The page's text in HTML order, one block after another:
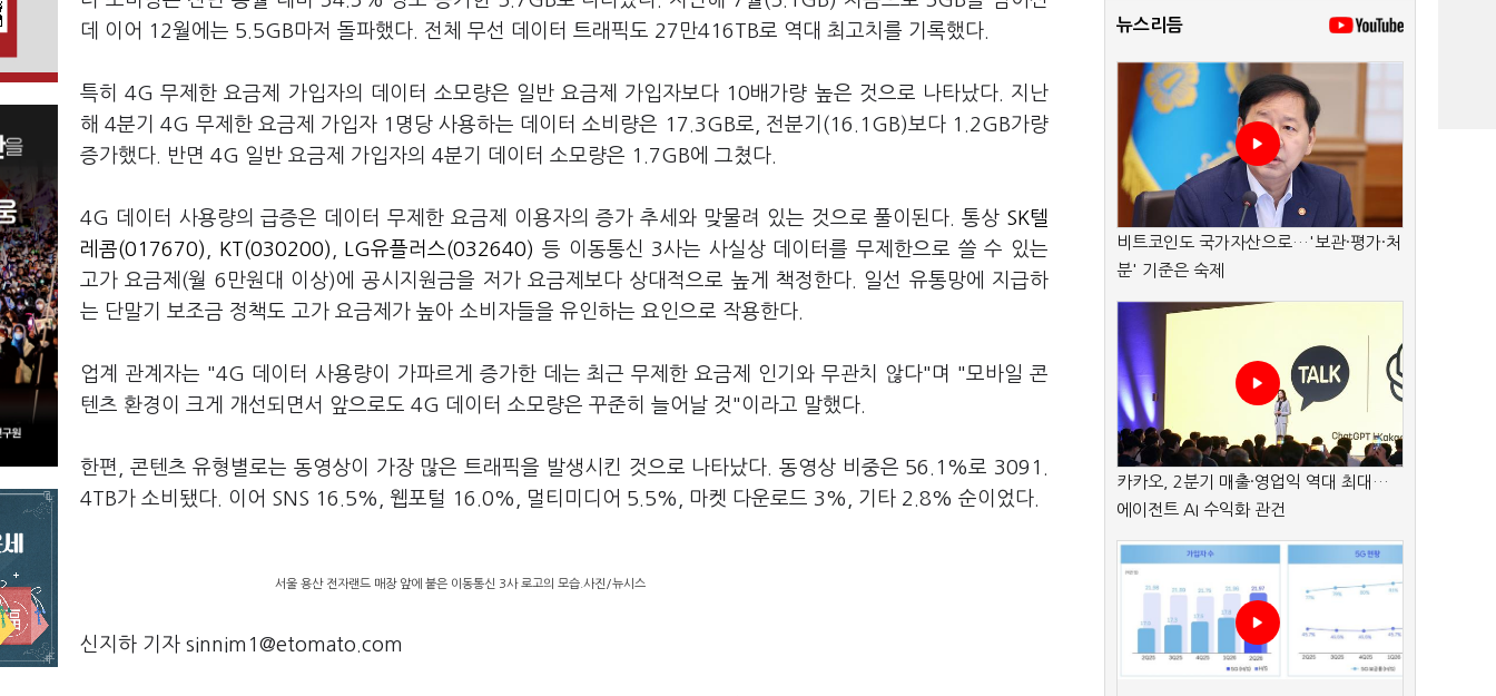
데 이어 12월에는 5.5GB마저 돌파했다. 전체 무선 데이터 트래픽도 27만416TB로 역대 최고치를 기록했다.
특히 4G 무제한 요금제 가입자의 데이터 소모량은 일반 요금제 가입자보다 10배가량 높은 것으로 나타났다. 지난
해 4분기 4G 무제한 요금제 가입자 1명당 사용하는 데이터 소비량은 17.3GB로, 전분기(16.1GB)보다 1.2GB가량
증가했다. 반면 4G 일반 요금제 가입자의 4분기 데이터 소모량은 1.7GB에 그쳤다.
4G 데이터 사용량의 급증은 데이터 무제한 요금제 이용자의 증가 추세와 맞물려 있는 것으로 풀이된다. 통상 SK텔
레콤(017670)
KT(030200) LG유플러스(032640) 등 이동통신 3사는 사실상 데이터를 무제한으로 쓸 수 있는
고가 요금제(월 6만원대 이상)에 공시지원금을 저가 요금제보다 상대적으로 높게 책정한다. 일선 유통망에 지급하
는 단말기 보조금 정책도 고가 요금제가 높아 소비자들을 유인하는 요인으로 작용한다.
업계 관계자는 "4G 데이터 사용량이 가파르게 증가한 데는 최근 무제한 요금제 인기와 무관치 않다"며 "모바일 콘
텐츠 환경이 크게 개선되면서 앞으로도 4G 데이터 소모량은 꾸준히 늘어날 것"이라고 말했다.
한편, 콘텐츠 유형별로는 동영상이 가장 많은 트래픽을 발생시킨 것으로 나타났다. 동영상 비중은 56.1%로 3091.
4TB가 소비됐다. 이어 SNS 16.5%, 웹포털 16.0%, 멀티미디어 5.5%, 마켓 다운로드 3%, 기타 2.8% 순이었다.
서울 용산 전자랜드 매장 앞에 붙은 이동통신 3사 로고의 모습.사진/뉴시스
신지하 기자 sinnim1@etomato.com
뉴스리듬
비트코인도 국가자산으로…'보관·평가·처
분' 기준은 숙제
카카오, 2분기 매출·영업익 역대 최대…
에이전트 AI 수익화 관건